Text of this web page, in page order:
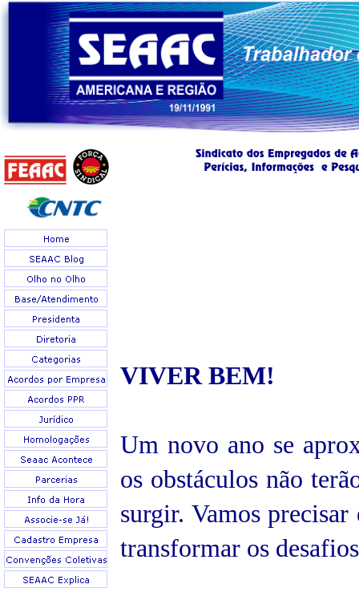
VIVERBEM!
Um novo ano se
os obstáculos não
surgir. Vamos
transformar os